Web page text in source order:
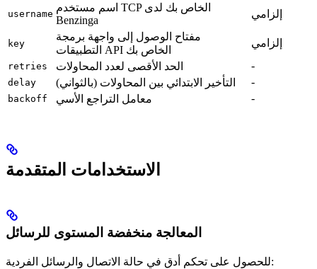
username
اسم مستخدم TCP الخاص بك لدى
Benzinga
إلزامي
key
مفتاح الوصول إلى واجهة برمجة
التطبيقات API الخاص بك
إلزامي
retries الحد الأقصى لعدد المحاولات -
delay التأخير الابتدائي بين المحاولات (بالثواني) -
backoff معامل التراجع الأسي -
الاستخدامات المتقدمة
المعالجة منخفضة المستوى للرسائل
للحصول على تحكم أدق في حالة الاتصال والرسائل الفردية: